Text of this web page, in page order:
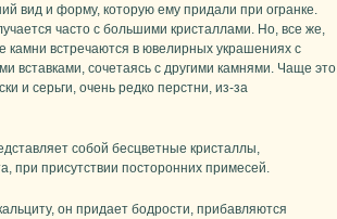
вид и форму, которую ему придали при огранке.
часто с большими кристаллами. Но, все же,
камни встречаются в ювелирных украшениях с
вставками, сочетаясь с другими камнями. Чаще это
и серьги, очень редко перстни, из-за
собой бесцветные кристаллы,
при присутствии посторонних примесей.
он придает бодрости, прибавляются